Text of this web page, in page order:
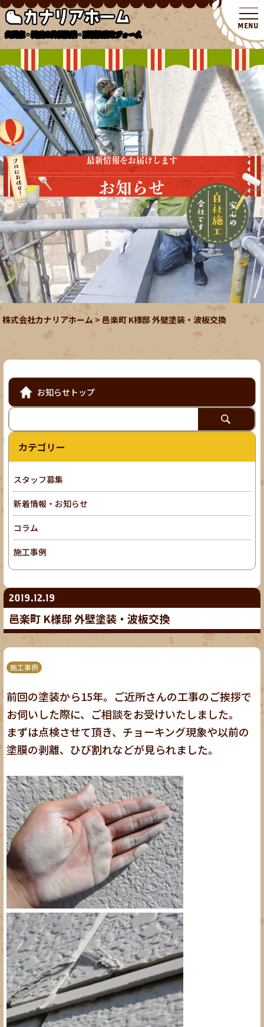
北関東・埼玉の外壁塗装・屋根塗装リフォーム
最新情報をお届けします
お知らせ
株式会社カナリアホーム> 邑楽町 K様邸 外壁塗装・波板交換
2019.12.19
邑楽町 K様邸 外壁塗装・波板交換
施工事例
前回の塗装から15年。ご近所さんの工事のご挨拶で
お伺いした際に、ご相談をお受けいたしました。
まずは点検させて頂き、チョーキング現象や以前の
塗膜の剥離、ひび割れなどが見られました。
お知らせトップ
カテゴリー
スタッフ募集
新着情報・お知らせ
コラム
施工事例